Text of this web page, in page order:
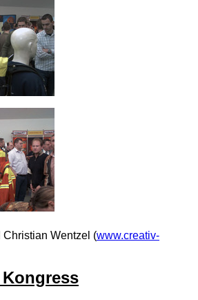
Christian Wentzel (www.creativ-